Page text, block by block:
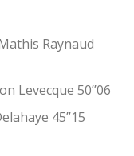
Raynaud
Levecque 50’’06
45’’15